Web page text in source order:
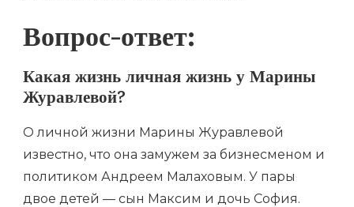
Вопрос-ответ:
Какая жизнь личная жизнь у Марины
Журавлевой?
О личной жизни Марины Журавлевой
известно, что она замужем за бизнесменом и
политиком Андреем Малаховым. У пары
двое детей — сын Максим и дочь София.